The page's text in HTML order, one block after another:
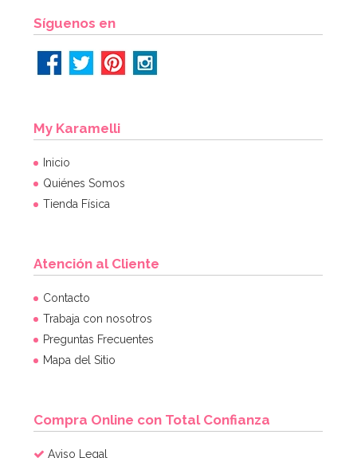
Síguenos en
My Karamelli
Inicio
Quiénes Somos
Tienda Física
Atención al Cliente
Contacto
Trabaja con nosotros
Preguntas Frecuentes
Mapa del Sitio
Compra Online con Total Confianza
Aviso Legal